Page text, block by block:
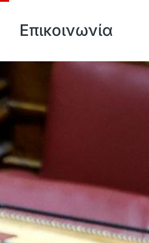
Επικοινωνία